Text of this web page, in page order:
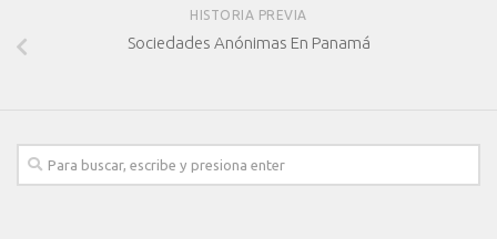
HISTORIA PREVIA
Sociedades Anónimas En Panamá